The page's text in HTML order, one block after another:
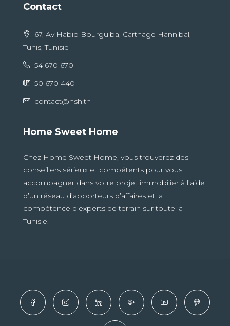
Contact
67, Av Habib Bourguiba, Carthage Hannibal,
Tunis, Tunisie
54 670 670
50 670 440
contact@hsh.tn
Home Sweet Home
Chez Home Sweet Home, vous trouverez des
conseillers sérieux et compétents pour vous
accompagner dans votre projet immobilier à l’aide
d’un réseau d’apporteurs d’affaires et la
compétence d’experts de terrain sur toute la
Tunisie.